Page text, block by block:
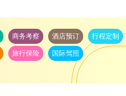
商务考察 酒店预订 行程定制
旅行保险 国际驾照